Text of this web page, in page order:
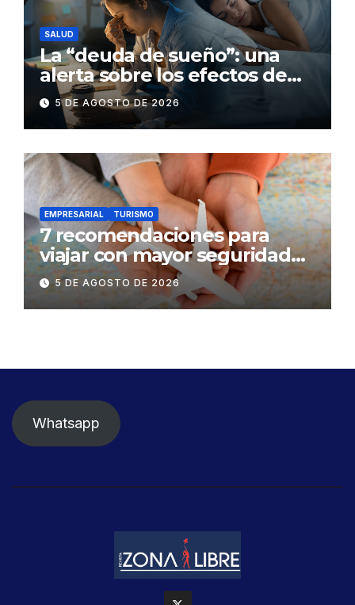
SALUD
La “deuda de sueño”: una
alerta sobre los efectos de
dormir mal en la salud física y
mental
5 DE AGOSTO DE 2026
EMPRESARIAL TURISMO
7 recomendaciones para
viajar con mayor seguridad
dentro y fuera del Ecuador
5 DE AGOSTO DE 2026
Whatsapp